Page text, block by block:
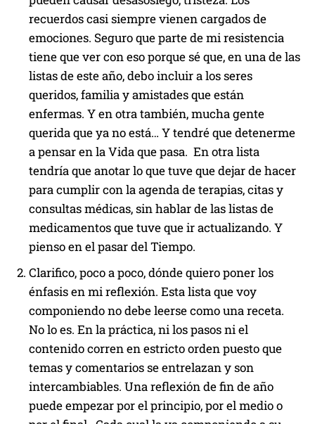
recuerdos casi siempre vienen cargados de
emociones. Seguro que parte de mi resistencia
tiene que ver con eso porque sé que, en una de las
listas de este año, debo incluir a los seres
queridos, familia y amistades que están
enfermas. Y en otra también, mucha gente
querida que ya no está… Y tendré que detenerme
a pensar en la Vida que pasa. En otra lista
tendría que anotar lo que tuve que dejar de hacer
para cumplir con la agenda de terapias, citas y
consultas médicas, sin hablar de las listas de
medicamentos que tuve que ir actualizando. Y
pienso en el pasar del Tiempo.
Clarifico, poco a poco, dónde quiero poner los
énfasis en mi reflexión. Esta lista que voy
componiendo no debe leerse como una receta.
No lo es. En la práctica, ni los pasos ni el
contenido corren en estricto orden puesto que
temas y comentarios se entrelazan y son
intercambiables. Una reflexión de fin de año
puede empezar por el principio, por el medio o